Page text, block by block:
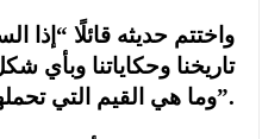
واختتم حديثه قائلًا “إذا
تاريخنا وحكاياتنا وبأي
وما هي القيم التي تحملها”.